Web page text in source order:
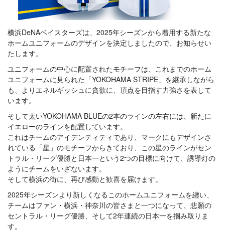
横浜DeNAベイスターズは、2025年シーズンから着用する新たな
ホームユニフォームのデザインを決定しましたので、お知らせい
たします。
ユニフォームの中心に配置されたモチーフは、これまでのホーム
ユニフォームに見られた「YOKOHAMA STRIPE」を継承しながら
も、よりエネルギッシュに貪欲に、頂点を目指す力強さを表して
います。
そして太いYOKOHAMA BLUEの2本のラインの左右には、新たに
イエローのラインを配置しています。
これはチームのアイデンティティであり、マークにもデザインさ
れている「星」のモチーフからきており、この星のラインがセン
トラル・リーグ優勝と日本一という2つの目標に向けて、誘導灯の
ようにチームをいざないます。
そして横浜の街に、再び感動と歓喜を届けます。
2025年シーズンより新しくなるこのホームユニフォームを纏い、
チームはファン・横浜・神奈川の皆さまと一つになって、悲願の
セントラル・リーグ優勝、そして2年連続の日本一を掴み取りま
す。